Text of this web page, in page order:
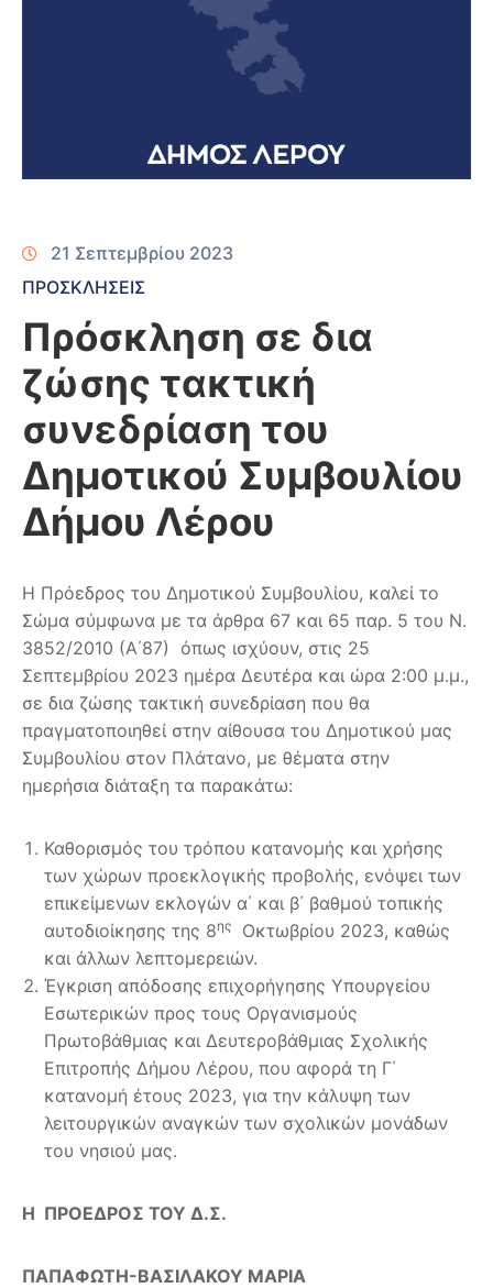
21 Σεπτεμβρίου 2023
ΠΡΟΣΚΛΗΣΕΙΣ
Πρόσκληση σε δια
ζώσης τακτική
συνεδρίαση του
Δημοτικού Συμβουλίου
Δήμου Λέρου
Η Πρόεδρος του Δημοτικού Συμβουλίου, καλεί το
Σώμα σύμφωνα με τα άρθρα 67 και 65 παρ. 5 του Ν.
3852/2010 (Α΄87) όπως ισχύουν, στις 25
Σεπτεμβρίου 2023 ημέρα Δευτέρα και ώρα 2:00 μ.μ.,
σε δια ζώσης τακτική συνεδρίαση που θα
πραγματοποιηθεί στην αίθουσα του Δημοτικού μας
Συμβουλίου στον Πλάτανο, με θέματα στην
ημερήσια διάταξη τα παρακάτω:
Καθορισμός του τρόπου κατανομής και χρήσης
των χώρων προεκλογικής προβολής, ενόψει των
επικείμενων εκλογών α΄ και β΄ βαθμού τοπικής
αυτοδιοίκησης της 8ης
Οκτωβρίου 2023, καθώς
και άλλων λεπτομερειών.
Έγκριση απόδοσης επιχορήγησης Υπουργείου
Εσωτερικών προς τους Οργανισμούς
Πρωτοβάθμιας και Δευτεροβάθμιας Σχολικής
Επιτροπής Δήμου Λέρου, που αφορά τη Γ΄
κατανομή έτους 2023, για την κάλυψη των
λειτουργικών αναγκών των σχολικών μονάδων
του νησιού μας.
Η ΠΡΟΕΔΡΟΣ ΤΟΥ Δ.Σ.
ΠΑΠΑΦΩΤΗ-ΒΑΣΙΛΑΚΟΥ ΜΑΡΙΑ